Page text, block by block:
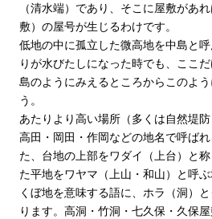
（清水端）であり、そこに屋敷があ
敷）の屋号が生じるわけです。
低地の中に孤立した微高地を中島と
りが水びたしになった時でも、ここ
島のようにみえるところからこのよ
う。
あたりより高い場所（多くは自然堤防
高田・岡田・作岡などの地名で呼ば
た、台地の上部をワダイ（上台）と
た平地をワヤマ（上山・和山）と呼ぶ
くぼ地を意味する語に、ホラ（洞）
ります。高洞・竹洞・七久保・久保